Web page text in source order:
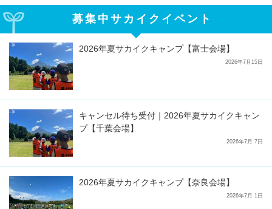
募集中サカイクイベント
2026年夏サカイクキャンプ【富士会場】
2026年7月15日
キャンセル待ち受付｜2026年夏サカイクキャン
プ【千葉会場】
2026年7月 7日
2026年夏サカイクキャンプ【奈良会場】
2026年7月 1日